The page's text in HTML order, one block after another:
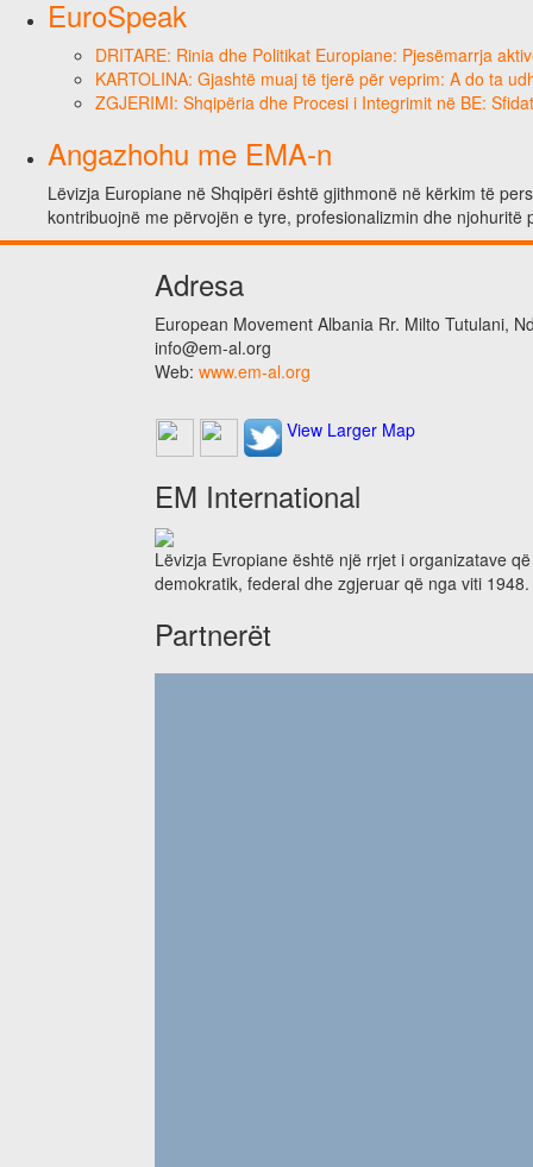
EuroSpeak
DRITARE: Rinia dhe Politikat Europiane: Pjesëmarrja
KARTOLINA: Gjashtë muaj të tjerë për veprim: A do ta
ZGJERIMI: Shqipëria dhe Procesi i Integrimit në BE:
Angazhohu me EMA-n
Lëvizja Europiane në Shqipëri është gjithmonë në kërkim të
kontribuojnë me përvojën e tyre, profesionalizmin dhe
Adresa
European Movement Albania Rr. Milto Tutulani,
info@em-al.org
Web: www.em-al.org
View Larger Map
EM International
Lëvizja Evropiane është një rrjet i organizatave
demokratik, federal dhe zgjeruar që nga viti 1948.
Partnerët